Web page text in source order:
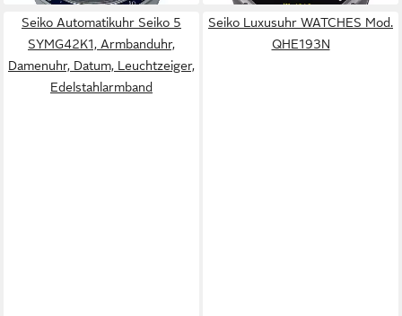
Seiko Automatikuhr Seiko 5
SYMG42K1, Armbanduhr,
Damenuhr, Datum, Leuchtzeiger,
Edelstahlarmband
Seiko Luxusuhr WATCHES Mod.
QHE193N